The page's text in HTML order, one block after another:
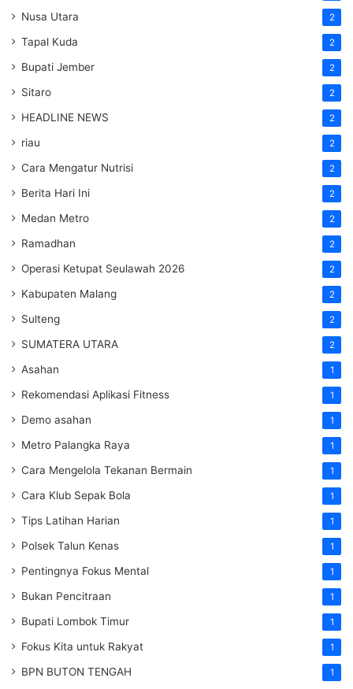
Nusa Utara 2
Tapal Kuda 2
Bupati Jember 2
Sitaro 2
HEADLINE NEWS 2
riau 2
Cara Mengatur Nutrisi 2
Berita Hari Ini 2
Medan Metro 2
Ramadhan 2
Operasi Ketupat Seulawah 2026 2
Kabupaten Malang 2
Sulteng 2
SUMATERA UTARA 2
Asahan 1
Rekomendasi Aplikasi Fitness 1
Demo asahan 1
Metro Palangka Raya 1
Cara Mengelola Tekanan Bermain 1
Cara Klub Sepak Bola 1
Tips Latihan Harian 1
Polsek Talun Kenas 1
Pentingnya Fokus Mental 1
Bukan Pencitraan 1
Bupati Lombok Timur 1
Fokus Kita untuk Rakyat 1
BPN BUTON TENGAH 1